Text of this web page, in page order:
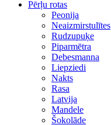
Pērļu rotas
Peonija
Neaizmirstulītes
Rudzupuķe
Piparmētra
Debesmanna
Liepziedi
Nakts
Rasa
Latvija
Mandele
Šokolāde